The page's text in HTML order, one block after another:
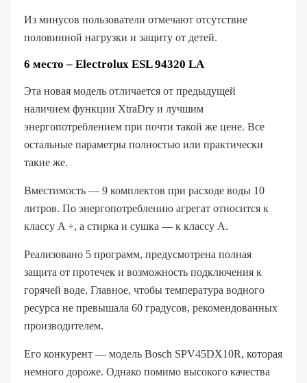
Из минусов пользователи отмечают отсутствие
половинной нагрузки и защиту от детей.
6 место – Electrolux ESL 94320 LA
Эта новая модель отличается от предыдущей
наличием функции XtraDry и лучшим
энергопотреблением при почти такой же цене. Все
остальные параметры полностью или практически
такие же.
Вместимость — 9 комплектов при расходе воды 10
литров. По энергопотреблению агрегат относится к
классу A +, а стирка и сушка — к классу A.
Реализовано 5 программ, предусмотрена полная
защита от протечек и возможность подключения к
горячей воде. Главное, чтобы температура водного
ресурса не превышала 60 градусов, рекомендованных
производителем.
Его конкурент — модель Bosch SPV45DX10R, которая
немного дороже. Однако помимо высокого качества